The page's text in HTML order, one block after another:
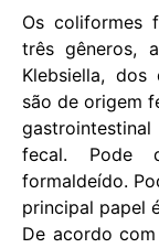
Os coliformes
três gêneros,
Klebsiella, dos
são de origem
fecal. Pode
formaldeído.
principal papel
De acordo